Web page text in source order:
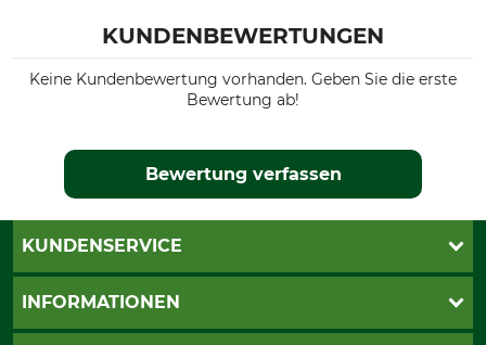
KUNDENBEWERTUNGEN
Keine Kundenbewertung vorhanden. Geben Sie die erste
Bewertung ab!
Bewertung verfassen
KUNDENSERVICE
Live-Shopping
INFORMATIONEN